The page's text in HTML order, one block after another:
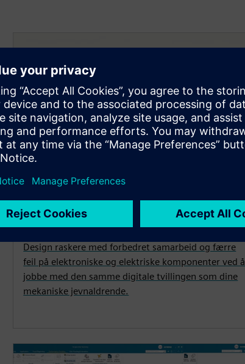
Elektronisk og elektrisk
datastøttet design (ECAD)
Design raskere med forbedret samarbeid og færre
feil på elektroniske og elektriske komponenter ved å
jobbe med den samme digitale tvillingen som dine
mekaniske jevnaldrende.